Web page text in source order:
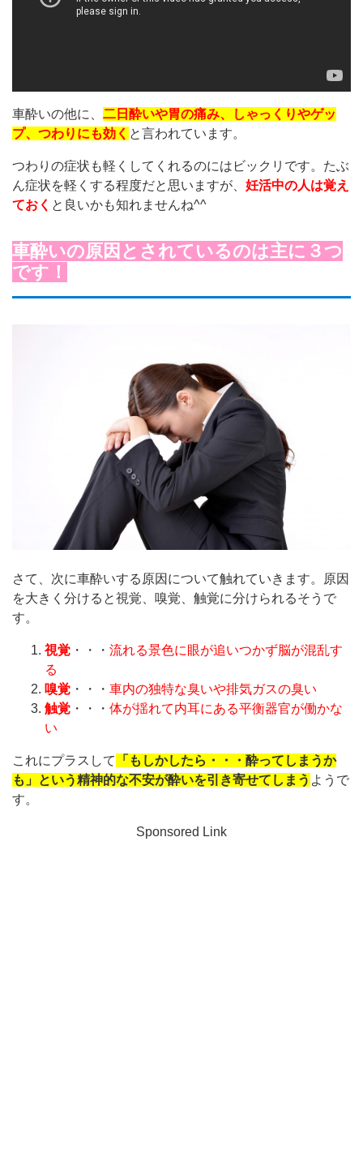
車酔いの他に、 二日酔いや胃の痛み、しゃっくりやゲッ
プ、つわりにも効く と言われています。
つわりの症状も軽くしてくれるのにはビックリです。たぶ
ん症状を軽くする程度だと思いますが、 妊活中の人は覚え
ておく と良いかも知れませんね^^
車酔いの原因とされているのは主に３つ
です！
さて、次に車酔いする原因について触れていきます。原因
を大きく分けると視覚、嗅覚、触覚に分けられるそうで
す。
視覚 ・・・ 流れる景色に眼が追いつかず脳が混乱す
る
嗅覚 ・・・ 車内の独特な臭いや排気ガスの臭い
触覚 ・・・ 体が揺れて内耳にある平衡器官が働かな
い
これにプラスして
「もしかしたら・・・酔ってしまうか
も」という精神的な不安が酔いを引き寄せてしまう ようで
す。
Sponsored Link